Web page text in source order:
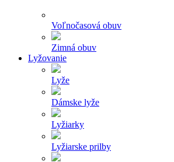
Voľnočasová obuv
Zimná obuv
Lyžovanie
Lyže
Dámske lyže
Lyžiarky
Lyžiarske prilby